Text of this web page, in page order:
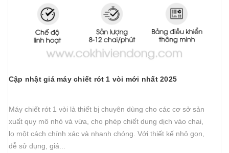
Cập nhật giá máy chiết rót 1 vòi mới nhất 2025
Máy chiết rót 1 vòi là thiết bị chuyên dùng cho các cơ sở sản
xuất quy mô nhỏ và vừa, cho phép chiết dung dịch vào chai,
lọ một cách chính xác và nhanh chóng. Với thiết kế nhỏ gọn,
dễ sử dụng, giá...